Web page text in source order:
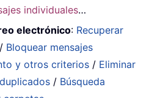
individuales…
electrónico: Recuperar
/ Bloquear mensajes
y otros criterios / Eliminar
/ Búsqueda